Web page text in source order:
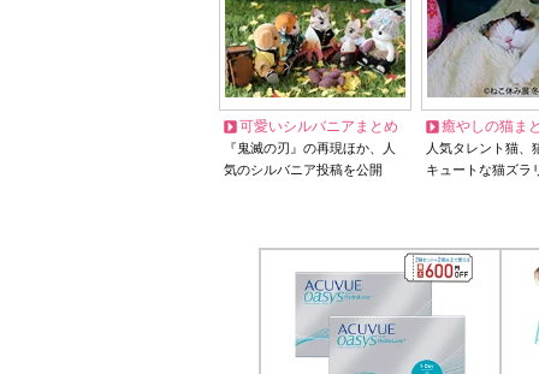
可愛いシルバニアまとめ
『鬼滅の刃』の再現ほか、人
気のシルバニア投稿を公開
癒やしの猫ま
人気タレント猫
キュートな猫ズラ